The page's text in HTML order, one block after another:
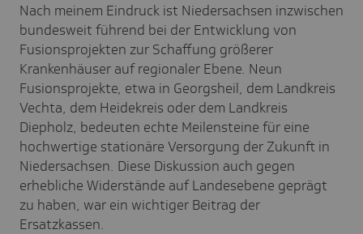
Nach meinem Eindruck ist Niedersachsen inzwischen
bundesweit führend bei der Entwicklung von
Fusionsprojekten zur Schaffung größerer
Krankenhäuser auf regionaler Ebene. Neun
Fusionsprojekte, etwa in Georgsheil, dem Landkreis
Vechta, dem Heidekreis oder dem Landkreis
Diepholz, bedeuten echte Meilensteine für eine
hochwertige stationäre Versorgung der Zukunft in
Niedersachsen. Diese Diskussion auch gegen
erhebliche Widerstände auf Landesebene geprägt
zu haben, war ein wichtiger Beitrag der
Ersatzkassen.